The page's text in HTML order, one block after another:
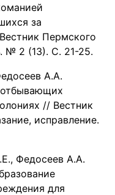
за
Пермского
№ 2 (13). С. 21-25.
А.А.
// Вестник
исправление.
Федосеев А.А.
для